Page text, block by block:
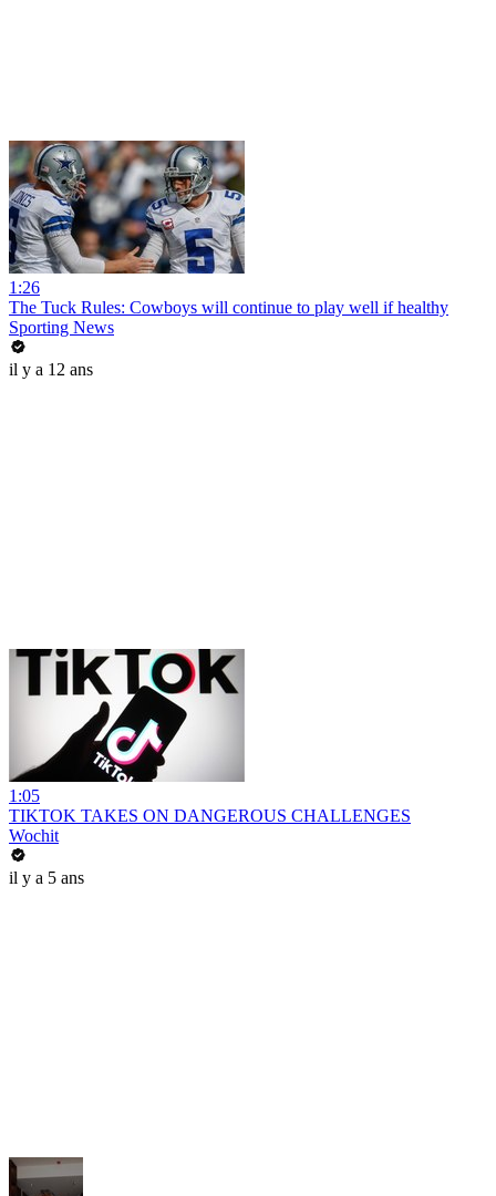
1:26
The Tuck Rules: Cowboys will continue to play well if healthy
Sporting News
il y a 12 ans
1:05
TIKTOK TAKES ON DANGEROUS CHALLENGES
Wochit
il y a 5 ans